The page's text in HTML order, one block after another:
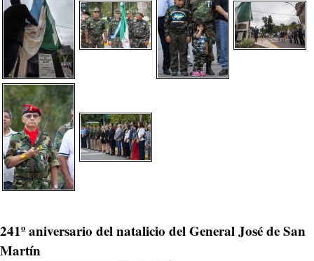
241º aniversario del natalicio del General José de San
Martín